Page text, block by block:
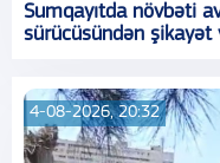
Sumqayıtda növbəti
sürücüsündən şikayət
4-08-2026, 20:32